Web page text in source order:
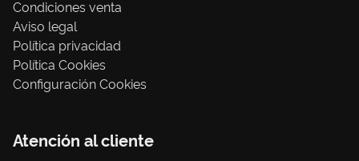
Condiciones venta
Aviso legal
Política privacidad
Política Cookies
Configuración Cookies
Atención al cliente